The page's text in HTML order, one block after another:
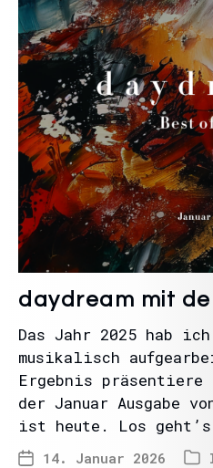
daydream mit
Das Jahr 2025 hab ich
musikalisch
Ergebnis
der Januar Ausgabe
ist heute. Los
14. Januar 2026